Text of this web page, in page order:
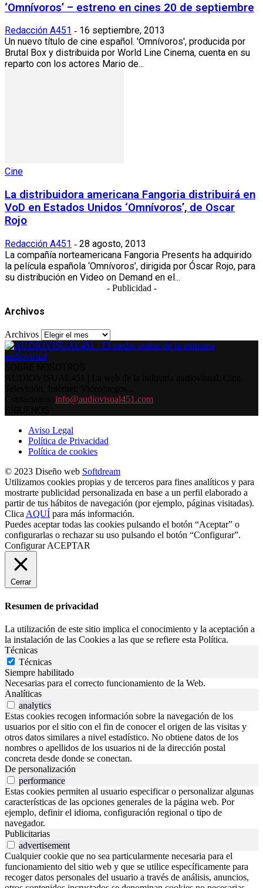
‘Omnívoros’ – estreno en cines 20 de septiembre
Redacción A451 - 16 septiembre, 2013
Un nuevo título de cine español. 'Omnívoros', producida por
Brutal Box y distribuida por World Line Cinema, cuenta en su
reparto con los actores Mario de...
Cine
La distribuidora americana Fangoria distribuirá en
VoD en Estados Unidos ‘Omnívoros’, de Oscar
Rojo
Redacción A451 - 28 agosto, 2013
La compañía norteamericana Fangoria Presents ha adquirido
la película española ‘Omnívoros’, dirigida por Óscar Rojo, para
su distribución en Video on Demand en el...
- Publicidad -
Archivos
Archivos
info@audiovisual451.com
Aviso Legal
Política de Privacidad
Política de cookies
© 2023 Diseño web Softdream
Utilizamos cookies propias y de terceros para fines analíticos y para
mostrarte publicidad personalizada en base a un perfil elaborado a
partir de tus hábitos de navegación (por ejemplo, páginas visitadas).
Clica AQUÍ para más información.
Puedes aceptar todas las cookies pulsando el botón “Aceptar” o
configurarlas o rechazar su uso pulsando el botón “Configurar”.
Configurar ACEPTAR
Cerrar
Resumen de privacidad
La utilización de este sitio implica el conocimiento y la aceptación a
la instalación de las Cookies a las que se refiere esta Política.
Técnicas
Técnicas
Siempre habilitado
Necesarias para el correcto funcionamiento de la Web.
Analíticas
analytics
Estas cookies recogen información sobre la navegación de los
usuarios por el sitio con el fin de conocer el origen de las visitas y
otros datos similares a nivel estadístico. No obtiene datos de los
nombres o apellidos de los usuarios ni de la dirección postal
concreta desde donde se conectan.
De personalización
performance
Estas cookies permiten al usuario especificar o personalizar algunas
características de las opciones generales de la página web. Por
ejemplo, definir el idioma, configuración regional o tipo de
navegador.
Publicitarias
advertisement
Cualquier cookie que no sea particularmente necesaria para el
funcionamiento del sitio web y que se utilice específicamente para
recoger datos personales del usuario a través de análisis, anuncios,